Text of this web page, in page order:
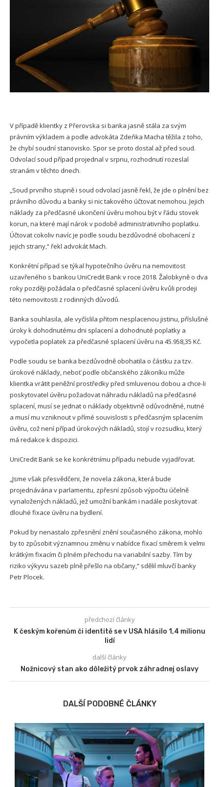
V případě klientky z Přerovska si banka jasně stála za svým
právním výkladem a podle advokáta Zdeňka Macha těžila z toho,
že chybí soudní stanovisko. Spor se proto dostal až před soud.
Odvolací soud případ projednal v srpnu, rozhodnutí rozeslal
stranám v těchto dnech.
„Soud prvního stupně i soud odvolací jasně řekl, že jde o plnění bez
právního důvodu a banky si nic takového účtovat nemohou. Jejich
náklady za předčasné ukončení úvěru mohou být v řádu stovek
korun, na které mají nárok v podobě administrativního poplatku.
Účtovat cokoliv navíc je podle soudu bezdůvodné obohacení z
jejich strany,“ řekl advokát Mach.
Konkrétní případ se týkal hypotečního úvěru na nemovitost
uzavřeného s bankou UniCredit Bank v roce 2018. Žalobkyně o dva
roky později požádala o předčasné splacení úvěru kvůli prodeji
této nemovitosti z rodinných důvodů.
Banka souhlasila, ale vyčíslila přitom nesplacenou jistinu, příslušné
úroky k dohodnutému dni splacení a dohodnuté poplatky a
vypočetla poplatek za předčasné splacení úvěru na 45.958,35 Kč.
Podle soudu se banka bezdůvodně obohatila o částku za tzv.
úrokové náklady, neboť podle občanského zákoníku může
klientka vrátit peněžní prostředky před smluvenou dobou a chce-li
poskytovatel úvěru požadovat náhradu nákladů na předčasné
splacení, musí se jednat o náklady objektivně odůvodněné, nutné
a musí mu vzniknout v přímé souvislosti s předčasným splacením
úvěru, což není případ úrokových nákladů, stojí v rozsudku, který
má redakce k dispozici.
UniCredit Bank se ke konkrétnímu případu nebude vyjadřovat.
„Jsme však přesvědčeni, že novela zákona, která bude
projednávána v parlamentu, zpřesní způsob výpočtu účelně
vynaložených nákladů, jež umožní bankám i nadále poskytovat
dlouhé fixace úvěru na bydlení.
Pokud by nenastalo zpřesnění znění současného zákona, mohlo
by to způsobit významnou změnu v nabídce fixací směrem k velmi
krátkým fixacím či plném přechodu na variabilní sazby. Tím by
riziko výkyvu sazeb plně přešlo na občany,“ sdělil mluvčí banky
Petr Plocek.
předchozí články
K českým kořenům či identitě se v USA hlásilo 1,4 milionu
lidí
další články
Nožnicový stan ako dôležitý prvok záhradnej oslavy
DALŠÍ PODOBNÉ ČLÁNKY